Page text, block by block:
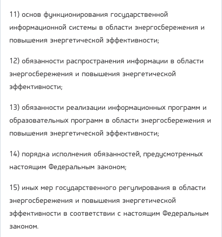
11) основ функционирования государственной
информационной системы в области энергосбережения и
повышения энергетической эффективности;
12) обязанности распространения информации в области
энергосбережения и повышения энергетической
эффективности;
13) обязанности реализации информационных программ и
образовательных программ в области энергосбережения и
повышения энергетической эффективности;
14) порядка исполнения обязанностей, предусмотренных
настоящим Федеральным законом;
15) иных мер государственного регулирования в области
энергосбережения и повышения энергетической
эффективности в соответствии с настоящим Федеральным
законом.